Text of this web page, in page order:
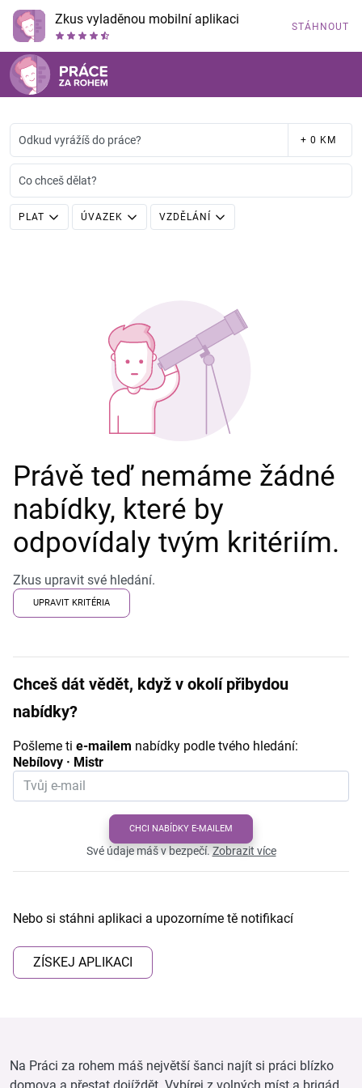
Zkus vyladěnou mobilní aplikaci STÁHNOUT
Odkud vyrážíš do práce? + 0 KM
Co chceš dělat?
PLAT ÚVAZEK VZDĚLÁNÍ
Právě teď nemáme žádné
nabídky, které by
odpovídaly tvým kritériím.
Zkus upravit své hledání.
UPRAVIT KRITÉRIA
Chceš dát vědět, když v okolí přibydou
nabídky?
Pošleme ti e-mailem nabídky podle tvého hledání:
Nebílovy · Mistr
CHCI NABÍDKY E-MAILEM
Své údaje máš v bezpečí.Zobrazit více
Nebo si stáhni aplikaci a upozorníme tě notifikací
ZÍSKEJ APLIKACI
Na Práci za rohem máš největší šanci najít si práci blízko
domova a přestat dojíždět. Vybírej z volných míst a brigád